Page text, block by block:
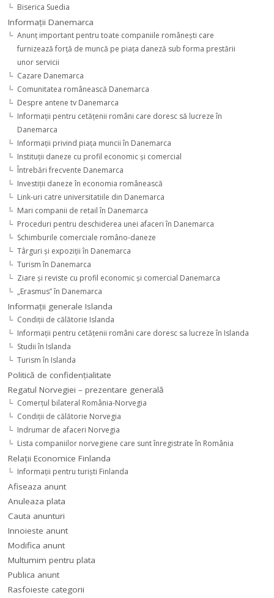
Biserica Suedia
Informaţii Danemarca
Anunţ important pentru toate companiile româneşti care
furnizează forţă de muncă pe piaţa daneză sub forma prestării
unor servicii
Cazare Danemarca
Comunitatea românească Danemarca
Despre antene tv Danemarca
Informaţii pentru cetăţenii români care doresc să lucreze în
Danemarca
Informaţii privind piaţa muncii în Danemarca
Instituţii daneze cu profil economic şi comercial
Întrebări frecvente Danemarca
Investiţii daneze în economia românească
Link-uri catre universitatiile din Danemarca
Mari companii de retail în Danemarca
Proceduri pentru deschiderea unei afaceri în Danemarca
Schimburile comerciale româno-daneze
Târguri şi expoziţii în Danemarca
Turism în Danemarca
Ziare şi reviste cu profil economic şi comercial Danemarca
„Erasmus” în Danemarca
Informaţii generale Islanda
Condiţii de călătorie Islanda
Informaţii pentru cetăţenii români care doresc sa lucreze în Islanda
Studii în Islanda
Turism în Islanda
Politică de confidențialitate
Regatul Norvegiei – prezentare generală
Comerţul bilateral România-Norvegia
Condiții de călătorie Norvegia
Indrumar de afaceri Norvegia
Lista companiilor norvegiene care sunt înregistrate în România
Relaţii Economice Finlanda
Informaţii pentru turişti Finlanda
Afiseaza anunt
Anuleaza plata
Cauta anunturi
Innoieste anunt
Modifica anunt
Multumim pentru plata
Publica anunt
Rasfoieste categorii